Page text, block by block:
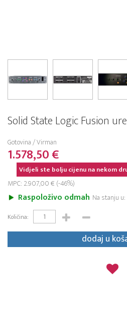
Solid State Logic Fusion
Gotovina / Virman
1.578,50 €
Vidjeli ste bolju cijenu na nekom
MPC: 2.907,00 € (-46%)
Raspoloživo odmah Na stanju
Količina:
dodaj u